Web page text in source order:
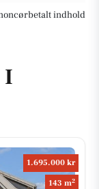
indhold
I
1.695.000 kr
143 m2